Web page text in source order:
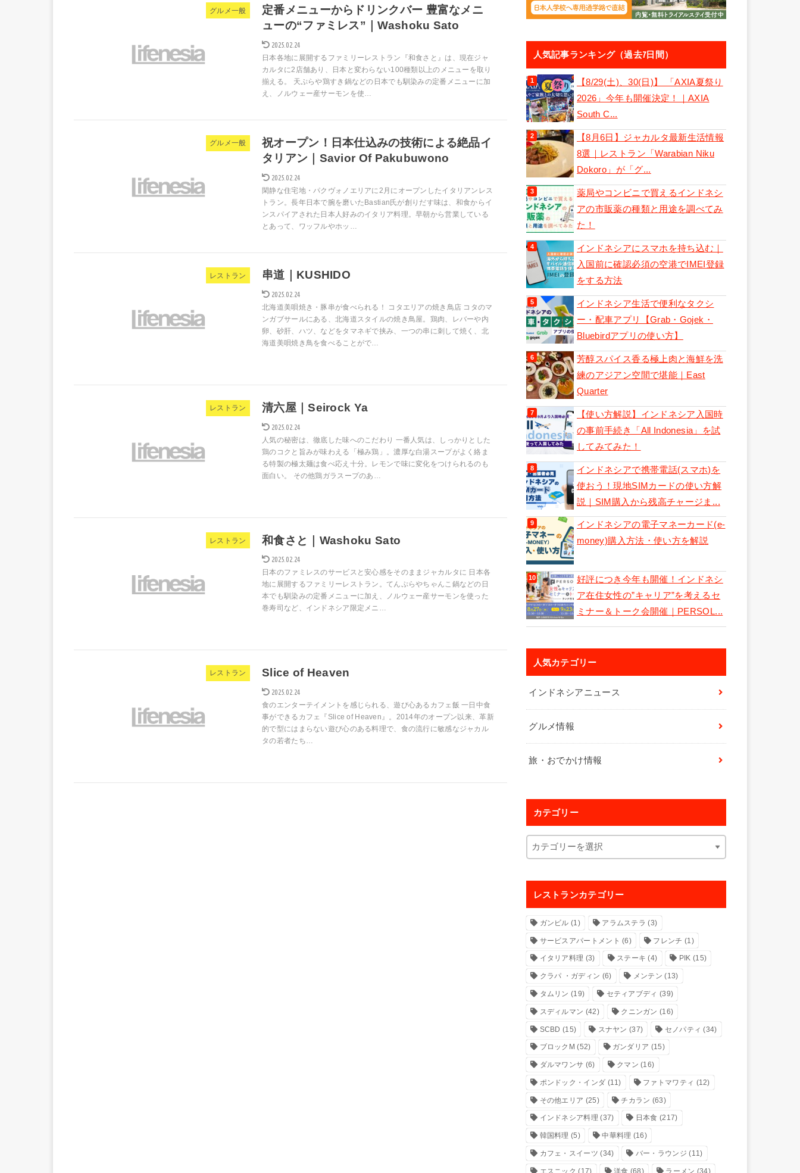
グルメ一般
定番メニューからドリンクバー 豊富なメニ
ューの“ファミレス”｜Washoku Sato
2025.02.24
日本各地に展開するファミリーレストラン『和食さと』は、現在ジャ
カルタに2店舗あり、日本と変わらない100種類以上のメニューを取り
揃える。 天ぷらや鶏すき鍋などの日本でも馴染みの定番メニューに加
え、ノルウェー産サーモンを使…
グルメ一般
祝オープン！日本仕込みの技術による絶品イ
タリアン｜Savior Of Pakubuwono
2025.02.24
閑静な住宅地・パクヴォノエリアに2月にオープンしたイタリアンレス
トラン。長年日本で腕を磨いたBastian氏が創りだす味は、和食からイ
ンスパイアされた日本人好みのイタリア料理。早朝から営業している
とあって、ワッフルやホッ…
レストラン 串道｜KUSHIDO
2025.02.24
北海道美唄焼き・豚串が食べられる！ コタエリアの焼き鳥店 コタのマ
ンガブサールにある、北海道スタイルの焼き鳥屋。鶏肉、レバーや内
卵、砂肝、ハツ、などをタマネギで挟み、一つの串に刺して焼く、北
海道美唄焼き鳥を食べることがで…
レストラン 清六屋｜Seirock Ya
2025.02.24
人気の秘密は、徹底した味へのこだわり 一番人気は、しっかりとした
鶏のコクと旨みが味わえる「極み鶏」。濃厚な白湯スープがよく絡ま
る特製の極太麺は食べ応え十分。レモンで味に変化をつけられるのも
面白い。 その他鶏ガラスープのあ…
レストラン 和食さと｜Washoku Sato
2025.02.24
日本のファミレスのサービスと安心感をそのままジャカルタに 日本各
地に展開するファミリーレストラン。てんぷらやちゃんこ鍋などの日
本でも馴染みの定番メニューに加え、ノルウェー産サーモンを使った
巻寿司など、インドネシア限定メニ…
レストラン Slice of Heaven
2025.02.24
食のエンターテイメントを感じられる、遊び心あるカフェ飯 一日中食
事ができるカフェ『Slice of Heaven』。2014年のオープン以来、革新
的で型にはまらない遊び心のある料理で、食の流行に敏感なジャカル
タの若者たち…
人気記事ランキング（過去7日間）
【8/29(土)、30(日)】 「AXIA夏祭り
2026」今年も開催決定！｜AXIA
South C...
【8月6日】ジャカルタ最新生活情報
8選｜レストラン「Warabian Niku
Dokoro」が「グ...
薬局やコンビニで買えるインドネシ
アの市販薬の種類と用途を調べてみ
た！
インドネシアにスマホを持ち込む｜
入国前に確認必須の空港でIMEI登録
をする方法
インドネシア生活で便利なタクシ
ー・配車アプリ【Grab・Gojek・
Bluebirdアプリの使い方】
芳醇スパイス香る極上肉と海鮮を洗
練のアジアン空間で堪能｜East
Quarter
【使い方解説】インドネシア入国時
の事前手続き「All Indonesia」を試
してみてみた！
インドネシアで携帯電話(スマホ)を
使おう！現地SIMカードの使い方解
説｜SIM購入から残高チャージま...
インドネシアの電子マネーカード(e-
money)購入方法・使い方を解説
好評につき今年も開催！インドネシ
ア在住女性の”キャリア”を考えるセ
ミナー＆トーク会開催｜PERSOL...
人気カテゴリー
インドネシアニュース
グルメ情報
旅・おでかけ情報
カテゴリー
レストランカテゴリー
ガンビル (1) アラムステラ (3)
サービスアパートメント (6) フレンチ (1)
イタリア料理 (3) ステーキ (4) PIK (15)
クラパ ・ガディン (6) メンテン (13)
タムリン (19) セティアブディ (39)
スディルマン (42) クニンガン (16)
SCBD (15) スナヤン (37) セノパティ (34)
ブロックM (52) ガンダリア (15)
ダルマワンサ (6) クマン (16)
ポンドック・インダ (11) ファトマワティ (12)
その他エリア (25) チカラン (63)
インドネシア料理 (37) 日本食 (217)
韓国料理 (5) 中華料理 (16)
カフェ・スイーツ (34) バー・ラウンジ (11)
エスニック (17) 洋食 (68) ラーメン (34)